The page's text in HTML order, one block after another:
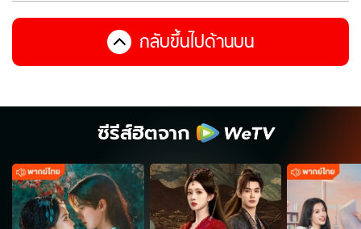
กลับขึ้นไปด้านบน
ซีรีส์ฮิตจาก